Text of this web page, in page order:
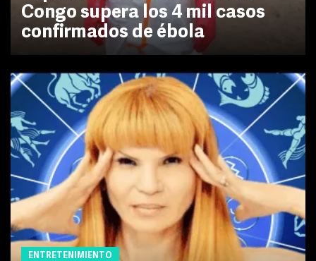
Congo supera los 4 mil casos
confirmados de ébola
ENTRETENIMIENTO